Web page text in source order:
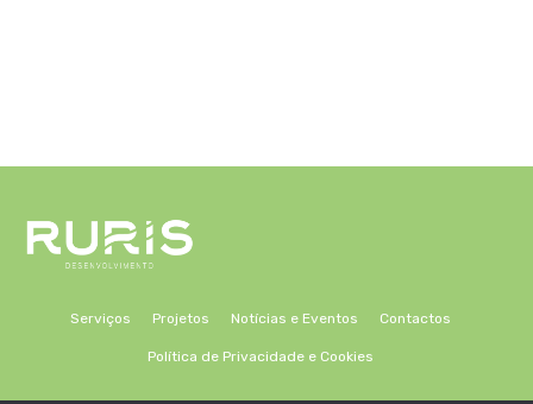
Serviços Projetos Notícias e Eventos Contactos
Política de Privacidade e Cookies